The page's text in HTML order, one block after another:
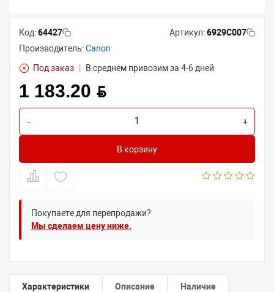
Код:64427 Артикул:6929C007
Производитель:Canon
Под заказ
В среднем привозим за 4-6 дней
1 183.20 BYN
- +
В корзину
Покупаете для перепродажи?
Мы сделаем цену ниже.
Характеристики Описание Наличие